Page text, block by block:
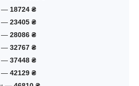
— 18724 ₴
— 23405 ₴
— 28086 ₴
— 32767 ₴
— 37448 ₴
— 42129 ₴